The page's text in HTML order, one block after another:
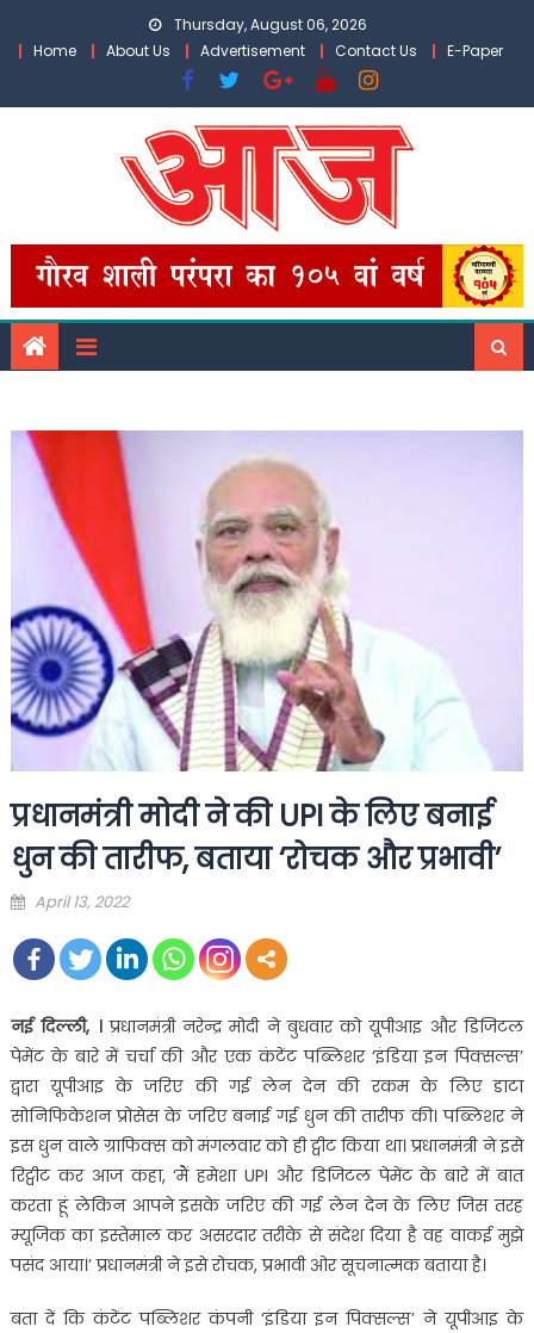
Thursday, August 06, 2026
Home
About Us Advertisement Contact Us E-Paper
प्रधानमंत्री मोदी ने की UPI के लिए बनाई
धुन की तारीफ, बताया ‘रोचक और प्रभावी’
Posted
April 13, 2022
नई दिल्ली, ।प्रधानमंत्री नरेन्द्र मोदी ने बुधवार को यूपीआइ और डिजिटल
पेमेंट के बारे में चर्चा की और एक कंटेंट पब्लिशर ‘इंडिया इन पिक्सल्स’
द्वारा यूपीआइ के जरिए की गई लेन देन की रकम के लिए डाटा
सोनिफिकेशन प्रोसेस के जरिए बनाई गई धुन की तारीफ की। पब्लिशर ने
इस धुन वाले ग्राफिक्स को मंगलवार को ही ट्वीट किया था। प्रधानमंत्री ने इसे
रिट्वीट कर आज कहा, ‘मैं हमेशा UPI और डिजिटल पेमेंट के बारे में बात
करता हूं लेकिन आपने इसके जरिए की गई लेन देन के लिए जिस तरह
म्यूजिक का इस्तेमाल कर असरदार तरीके से संदेश दिया है वह वाकई मुझे
पसंद आया।’ प्रधानमंत्री ने इसे रोचक, प्रभावी ओर सूचनात्मक बताया है।
बता दें कि कंटेंट पब्लिशर कंपनी ‘इंडिया इन पिक्सल्स’ ने यूपीआइ के